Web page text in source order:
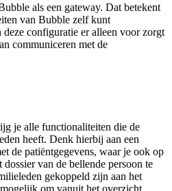
als een gateway. Dat betekent
van Bubble zelf kunt
configuratie er alleen voor zorgt
communiceren met de
je alle functionaliteiten die de
heeft. Denk hierbij aan een
de patiëntgegevens, waar je ook op
van de bellende persoon te
gekoppeld zijn aan het
om vanuit het overzicht